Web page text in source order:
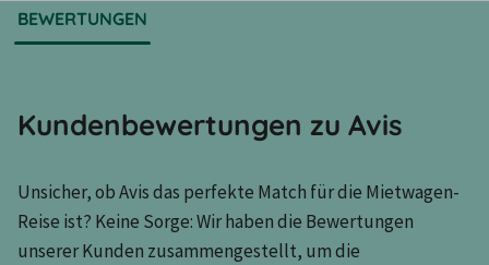
BEWERTUNGEN
Kundenbewertungen zu Avis
Unsicher, ob Avis das perfekte Match für die Mietwagen-
Reise ist? Keine Sorge: Wir haben die Bewertungen
unserer Kunden zusammengestellt, um die